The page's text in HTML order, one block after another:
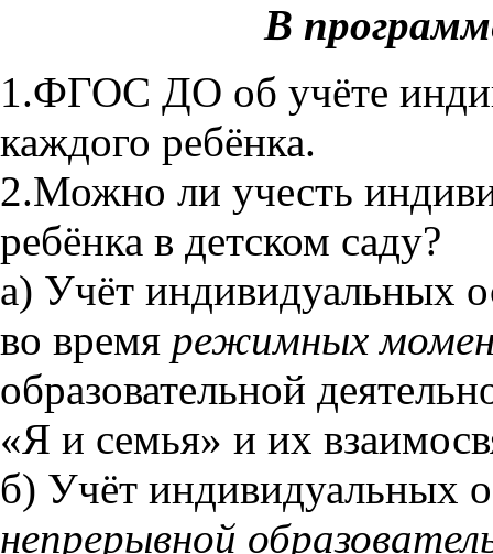
В
1.ФГОС ДО об учёте
каждого ребёнка.
2.Можно ли учесть
ребёнка в детском саду?
а) Учёт индивидуальных
во время режимных
образовательной
«Я и семья» и их
б) Учёт индивидуальных
непрерывной